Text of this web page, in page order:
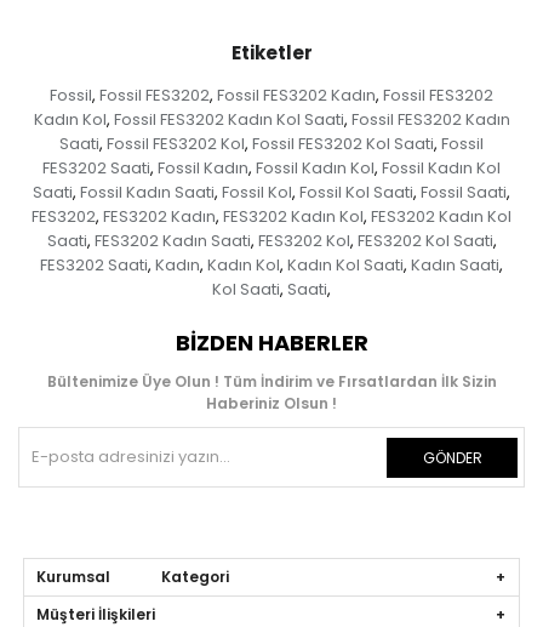
Etiketler
Fossil, Fossil FES3202, Fossil FES3202 Kadın, Fossil FES3202
Kadın Kol, Fossil FES3202 Kadın Kol Saati, Fossil FES3202 Kadın
Saati, Fossil FES3202 Kol, Fossil FES3202 Kol Saati, Fossil
FES3202 Saati, Fossil Kadın, Fossil Kadın Kol, Fossil Kadın Kol
Saati, Fossil Kadın Saati, Fossil Kol, Fossil Kol Saati, Fossil Saati,
FES3202, FES3202 Kadın, FES3202 Kadın Kol, FES3202 Kadın Kol
Saati, FES3202 Kadın Saati, FES3202 Kol, FES3202 Kol Saati,
FES3202 Saati, Kadın, Kadın Kol, Kadın Kol Saati, Kadın Saati,
Kol Saati, Saati,
BIZDEN HABERLER
Bültenimize Üye Olun ! Tüm İndirim ve Fırsatlardan İlk Sizin
Haberiniz Olsun !
GÖNDER
Kurumsal Kategori
Müşteri İlişkileri